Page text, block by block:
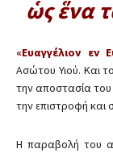
ὡς ἕνα
«Ευαγγέλιον εν
Ασώτου Υιού. Και
την αποστασία
την επιστροφή
Η παραβολή του